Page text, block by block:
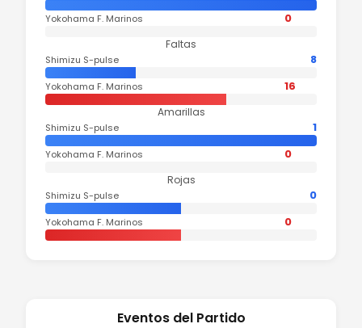
Yokohama F. Marinos 0
Faltas
Shimizu S-pulse 8
Yokohama F. Marinos 16
Amarillas
Shimizu S-pulse 1
Yokohama F. Marinos 0
Rojas
Shimizu S-pulse 0
Yokohama F. Marinos 0
Eventos del Partido